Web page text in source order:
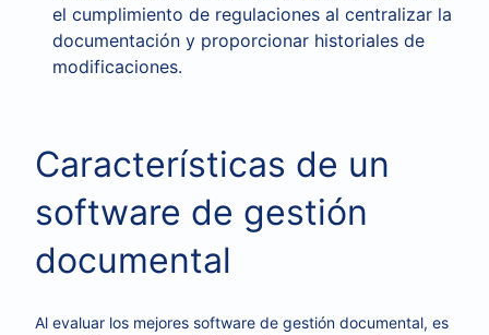
el cumplimiento de regulaciones al centralizar la
documentación y proporcionar historiales de
modificaciones.
Características de un
software de gestión
documental
Al evaluar los mejores software de gestión documental, es